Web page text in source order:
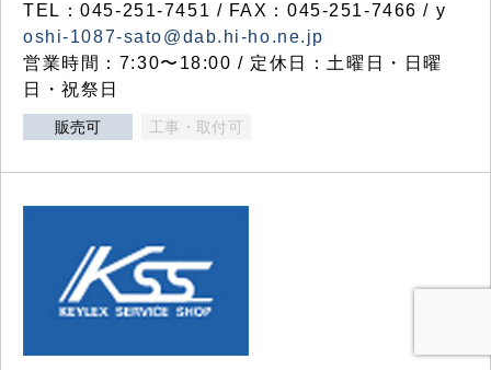
TEL：045-251-7451 / FAX：045-251-7466 / y
oshi-1087-sato@dab.hi-ho.ne.jp
営業時間：7:30〜18:00 / 定休日：土曜日・日曜
日・祝祭日
販売可 工事・取付可